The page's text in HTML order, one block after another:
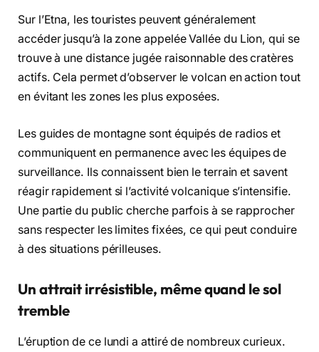
Sur l’Etna, les touristes peuvent généralement
accéder jusqu’à la zone appelée Vallée du Lion, qui se
trouve à une distance jugée raisonnable des cratères
actifs. Cela permet d’observer le volcan en action tout
en évitant les zones les plus exposées.
Les guides de montagne sont équipés de radios et
communiquent en permanence avec les équipes de
surveillance. Ils connaissent bien le terrain et savent
réagir rapidement si l’activité volcanique s’intensifie.
Une partie du public cherche parfois à se rapprocher
sans respecter les limites fixées, ce qui peut conduire
à des situations périlleuses.
Un attrait irrésistible, même quand le sol
tremble
L’éruption de ce lundi a attiré de nombreux curieux.